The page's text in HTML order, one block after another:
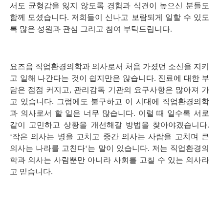
서도 균형감을 잃지 않도록 경험과 식견이 높으신 분들도
함께 모셨습니다. 저희들이 신나고 보람되게 일할 수 있도
록 많은 성원과 관심 그리고 참여 부탁드립니다.
요즈음 직업환경의학과 의사로서 처음 가졌던 소신을 지키
고 일해 나간다는 것이 쉽지만은 않습니다. 진료에 대한 부
담은 점점 커지고, 관리감독 기관의 요구사항은 많아져 가
고 있습니다. 그럼에도 불구하고 이 시대에 직업환경의학
과 의사로서 할 일은 너무 많습니다. 이럴 때 일수록 서로
같이 고민하고 상황을 개선해갈 방법을 찾아야겠습니다.
‘작은 의사는 병을 고치고 중간 의사는 사람을 고치며 큰
의사는 나라를 고친다‘는 말이 있습니다. 저는 직업환경의
학과 의사는 사람뿐만 아니라 사회를 고칠 수 있는 의사라
고 믿습니다.